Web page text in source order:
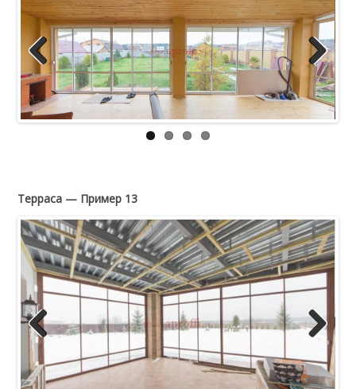
Previous Next
Терраса — Пример 13
Previous